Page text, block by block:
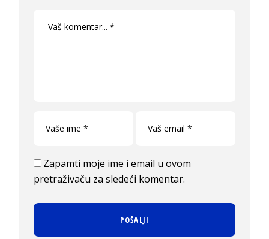
Zapamti moje ime i email u ovom
pretraživaču za sledeći komentar.